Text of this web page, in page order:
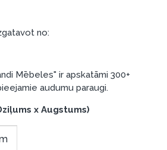
lūdzam iepazīties ar
noteikumiem
noteikumiem
atbildīgi! Pirms aizņemties,
no:
Mēbeles" ir apskatāmi 300+
audumu paraugi.
x Augstums)